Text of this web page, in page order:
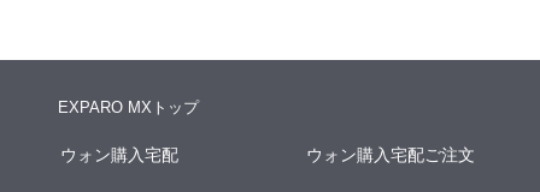
EXPARO MXトップ
ウォン購入宅配 ウォン購入宅配ご注文